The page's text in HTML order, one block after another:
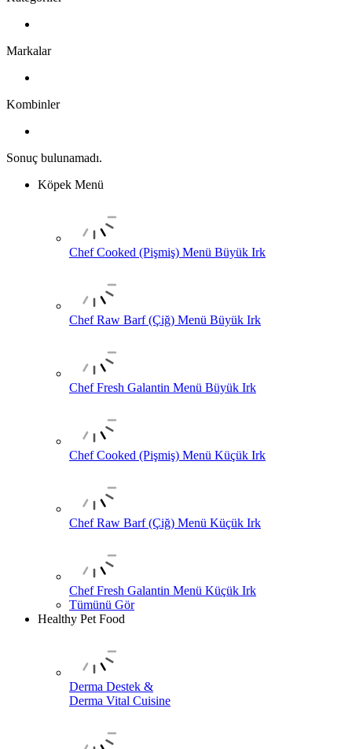
Markalar
Kombinler
Sonuç bulunamadı.
Köpek Menü
Chef Cooked (Pişmiş) Menü Büyük Irk
Chef Raw Barf (Çiğ) Menü Büyük Irk
Chef Fresh Galantin Menü Büyük Irk
Chef Cooked (Pişmiş) Menü Küçük Irk
Chef Raw Barf (Çiğ) Menü Küçük Irk
Chef Fresh Galantin Menü Küçük Irk
Tümünü Gör
Healthy Pet Food
Derma Destek &
Derma Vital Cuisine